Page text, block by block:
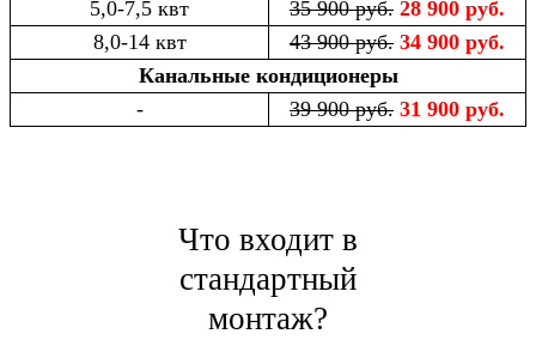
5,0-7,5 квт
35 900 руб. 28 900 руб.
8,0-14 квт
43 900 руб. 34 900 руб.
Канальные кондиционеры
-
39 900 руб. 31 900 руб.
Что входит в
стандартный
монтаж?